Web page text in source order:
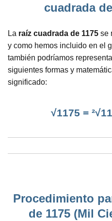
cuadrada
La raíz cuadrada de 1175 se
y como hemos incluido en el
también podríamos
siguientes formas y
significado:
√1175 =
Procedimiento
de 1175 (Mil